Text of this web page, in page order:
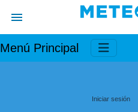
Menú Principal
Iniciar sesión